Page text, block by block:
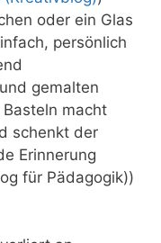
oder ein Glas
persönlich
gemalten
macht
schenkt der
Erinnerung
für Pädagogik))